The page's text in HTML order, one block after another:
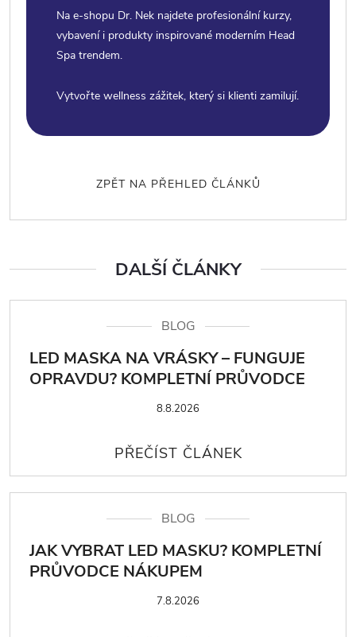
Na e-shopu Dr. Nek najdete profesionální kurzy,
vybavení i produkty inspirované moderním Head
Spa trendem.
Vytvořte wellness zážitek, který si klienti zamilují.
ZPĚT NA PŘEHLED ČLÁNKŮ
DALŠÍ ČLÁNKY
BLOG
LED MASKA NA VRÁSKY – FUNGUJE
OPRAVDU? KOMPLETNÍ PRŮVODCE
8.8.2026
BLOG
JAK VYBRAT LED MASKU? KOMPLETNÍ
PRŮVODCE NÁKUPEM
7.8.2026